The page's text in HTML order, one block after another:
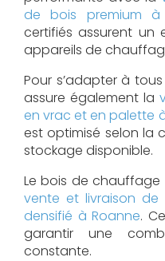
de bois premium à
certifiés assurent un
appareils de
Pour s’adapter à
assure également la
en vrac et en palette
est optimisé selon la
stockage disponible.
Le bois de chauffage
vente et livraison
densifié à Roanne.
garantir une
constante.